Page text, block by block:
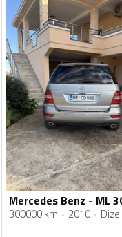
300000 km 2010 Dizel